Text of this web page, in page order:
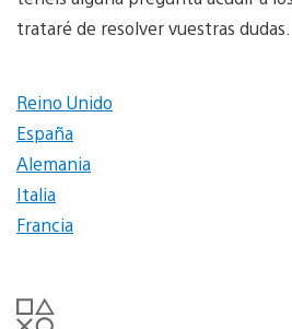
trataré de resolver vuestras dudas.
Reino Unido
España
Alemania
Italia
Francia